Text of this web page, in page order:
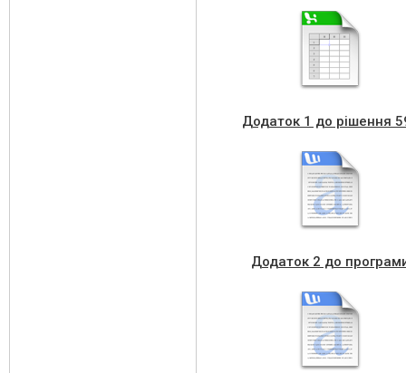
Додаток 1 до рішення
Додаток 2 до